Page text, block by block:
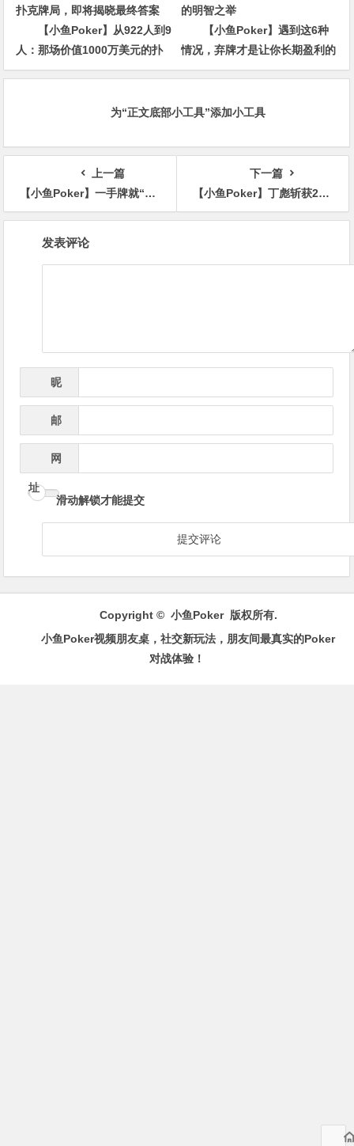
【小鱼Poker】从922人到9
人：那场价值1000万美元的扑
克牌局，即将揭晓最终答案
【小鱼Poker】遇到这6种
情况，弃牌才是让你长期盈利的
明智之举
为“正文底部小工具”添加小工具
上一篇
【小鱼Poker】一手牌就“下班”，Martin Kabrhel在25K豪客赛光速出局
下一篇
【小鱼Poker】丁彪斩获25K豪客赛季军 取代臧书奴成为中国线下赛事奖金榜一哥 Kristen Foxen夺冠
发表评论
昵
*
邮
*
网
址
滑动解锁才能提交
Copyright © 小鱼Poker版权所有.
小鱼Poker视频朋友桌，社交新玩法，朋友间最真实的Poker
对战体验！